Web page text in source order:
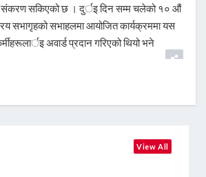
संकरण सकिएको छ । दुर्इ दिन सम्म चलेको १० औं
सभागृहको सभाहलमा आयोजित कार्यक्रममा यस
अवार्ड प्रदान गरिएको थियो भने
View All